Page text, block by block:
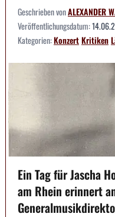
Geschrieben vonALEXANDER
Veröffentlichungsdatum:
Kategorien:KonzertKritiken
Ein Tag für Jascha
am Rhein erinnert